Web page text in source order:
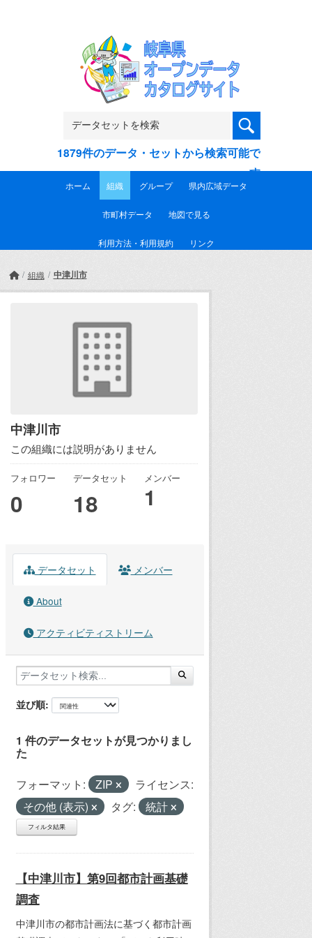
1879件のデータ・セットから検索可能で
す
ホーム 組織 グループ 県内広域データ
市町村データ 地図で見る
利用方法・利用規約 リンク
組織 中津川市
中津川市
この組織には説明がありません
フォロワー
0
データセット
18
メンバー
1
データセット メンバー
About
アクティビティストリーム
並び順
1 件のデータセットが見つかりまし
た
フォーマット: ZIP
ライセンス:
その他 (表示)
タグ: 統計
フィルタ結果
【中津川市】第9回都市計画基礎
調査
中津川市の都市計画法に基づく都市計画